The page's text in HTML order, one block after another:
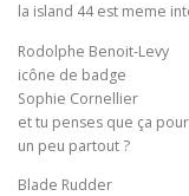
la island 44 est meme
Rodolphe Benoit-Levy
icône de badge
Sophie Cornellier
et tu penses que ça
un peu partout ?
Blade Rudder